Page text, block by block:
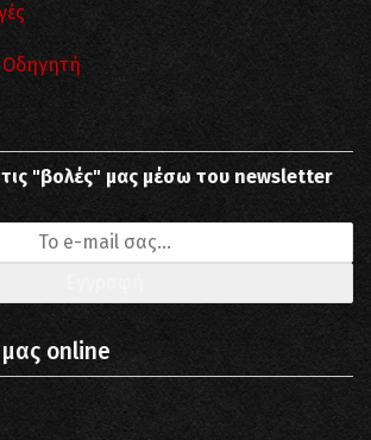
"βολές" μας μέσω του newsletter
online